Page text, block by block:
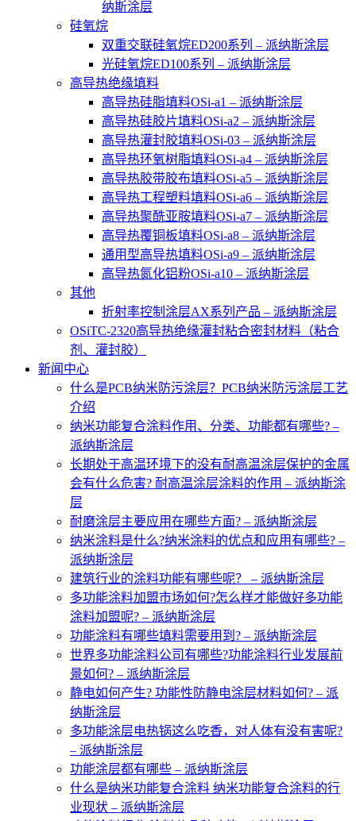
纳斯涂层
硅氧烷
双重交联硅氧烷ED200系列 – 派纳斯涂层
光硅氧烷ED100系列 – 派纳斯涂层
高导热绝缘填料
高导热硅脂填料OSi-a1 – 派纳斯涂层
高导热硅胶片填料OSi-a2 – 派纳斯涂层
高导热灌封胶填料OSi-03 – 派纳斯涂层
高导热环氧树脂填料OSi-a4 – 派纳斯涂层
高导热胶带胶布填料OSi-a5 – 派纳斯涂层
高导热工程塑料填料OSi-a6 – 派纳斯涂层
高导热聚酰亚胺填料OSi-a7 – 派纳斯涂层
高导热覆铜板填料OSi-a8 – 派纳斯涂层
通用型高导热填料OSi-a9 – 派纳斯涂层
高导热氮化铝粉OSi-a10 – 派纳斯涂层
其他
折射率控制涂层AX系列产品 – 派纳斯涂层
OSiTC-2320高导热绝缘灌封粘合密封材料（粘合
剂、灌封胶）
新闻中心
什么是PCB纳米防污涂层？PCB纳米防污涂层工艺
介绍
纳米功能复合涂料作用、分类、功能都有哪些? –
派纳斯涂层
长期处于高温环境下的没有耐高温涂层保护的金属
会有什么危害? 耐高温涂层涂料的作用 – 派纳斯涂
层
耐磨涂层主要应用在哪些方面? – 派纳斯涂层
纳米涂料是什么?纳米涂料的优点和应用有哪些? –
派纳斯涂层
建筑行业的涂料功能有哪些呢？ – 派纳斯涂层
多功能涂料加盟市场如何?怎么样才能做好多功能
涂料加盟呢? – 派纳斯涂层
功能涂料有哪些填料需要用到? – 派纳斯涂层
世界多功能涂料公司有哪些?功能涂料行业发展前
景如何? – 派纳斯涂层
静电如何产生? 功能性防静电涂层材料如何? – 派
纳斯涂层
多功能涂层电热锅这么吃香，对人体有没有害呢?
– 派纳斯涂层
功能涂层都有哪些 – 派纳斯涂层
什么是纳米功能复合涂料 纳米功能复合涂料的行
业现状 – 派纳斯涂层